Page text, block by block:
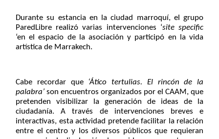
Durante su estancia en la ciudad marroquí, el grupo
ParedLibre realizó varias intervenciones ‘site specific
‘en el espacio de la asociación y participó en la vida
artística de Marrakech.
Cabe recordar que
‘Ático tertulias. El rincón de la
palabra’ son encuentros organizados por el CAAM, que
pretenden visibilizar la generación de ideas de la
ciudadanía. A través de intervenciones breves e
interactivas, esta actividad pretende facilitar la relación
entre el centro y los diversos públicosque requieran